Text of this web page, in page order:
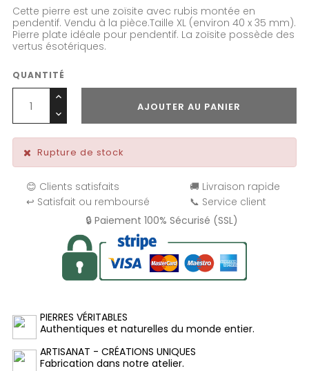
Cette pierre est une zoïsite avec rubis montée en
pendentif. Vendu à la pièce.Taille XL (environ 40 x 35 mm).
Pierre plate idéale pour pendentif. La zoïsite possède des
vertus ésotériques.
QUANTITÉ
AJOUTER AU PANIER
Rupture de stock
😊 Clients satisfaits
🚚 Livraison rapide
↩️ Satisfait ou remboursé
📞 Service client
🔒 Paiement 100% Sécurisé (SSL)
PIERRES VÉRITABLES
Authentiques et naturelles du monde entier.
ARTISANAT - CRÉATIONS UNIQUES
Fabrication dans notre atelier.